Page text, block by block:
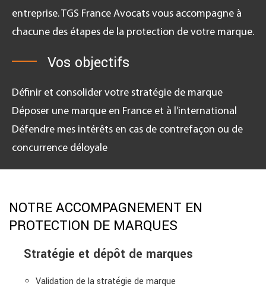
entreprise. TGS France Avocats vous accompagne à
chacune des étapes de la protection de votre marque.
Vos objectifs
Définir et consolider votre stratégie de marque
Déposer une marque en France et à l’international
Défendre mes intérêts en cas de contrefaçon ou de
concurrence déloyale
NOTRE ACCOMPAGNEMENT EN
PROTECTION DE MARQUES
Stratégie et dépôt de marques
Validation de la stratégie de marque